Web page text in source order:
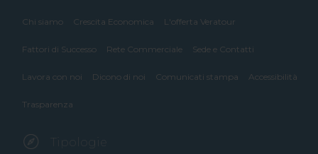
Chi siamo Crescita Economica L'offerta Veratour
Fattori di Successo Rete Commerciale Sede e Contatti
Lavora con noi Dicono di noi Comunicati stampa Accessibilità
Trasparenza
Tipologie